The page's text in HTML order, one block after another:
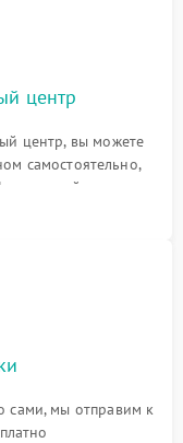
центр
центр, вы можете
самостоятельно,
на сайте
сами, мы отправим к